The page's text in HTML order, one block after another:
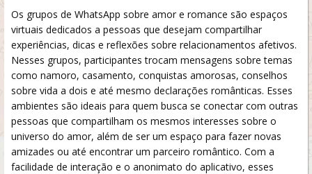
Os grupos de WhatsApp sobre amor e romance são espaços
virtuais dedicados a pessoas que desejam compartilhar
experiências, dicas e reflexões sobre relacionamentos afetivos.
Nesses grupos, participantes trocam mensagens sobre temas
como namoro, casamento, conquistas amorosas, conselhos
sobre vida a dois e até mesmo declarações românticas. Esses
ambientes são ideais para quem busca se conectar com outras
pessoas que compartilham os mesmos interesses sobre o
universo do amor, além de ser um espaço para fazer novas
amizades ou até encontrar um parceiro romântico. Com a
facilidade de interação e o anonimato do aplicativo, esses